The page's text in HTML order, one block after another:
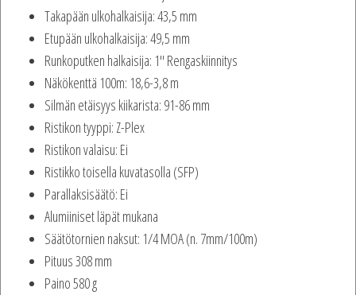
Takapään ulkohalkaisija: 43,5 mm
Etupään ulkohalkaisija: 49,5 mm
Runkoputken halkaisija: 1″ Rengaskiinnitys
Näkökenttä 100m: 18,6-3,8 m
Silmän etäisyys kiikarista: 91-86 mm
Ristikon tyyppi: Z-Plex
Ristikon valaisu: Ei
Ristikko toisella kuvatasolla (SFP)
Parallaksisäätö: Ei
Alumiiniset läpät mukana
Säätötornien naksut: 1/4 MOA (n. 7mm/100m)
Pituus 308 mm
Paino 580 g